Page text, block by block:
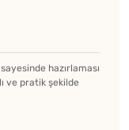
hazırlaması
ve pratik şekilde